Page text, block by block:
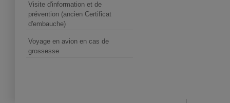
Visite d'information et de
prévention (ancien Certificat
d'embauche)
Voyage en avion en cas de
grossesse